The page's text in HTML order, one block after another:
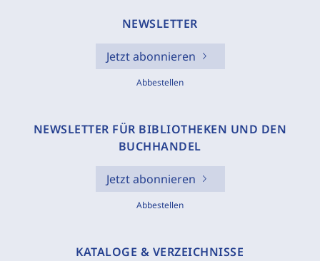
NEWSLETTER
Jetzt abonnieren
Abbestellen
NEWSLETTER FÜR BIBLIOTHEKEN UND DEN
BUCHHANDEL
Jetzt abonnieren
Abbestellen
KATALOGE & VERZEICHNISSE